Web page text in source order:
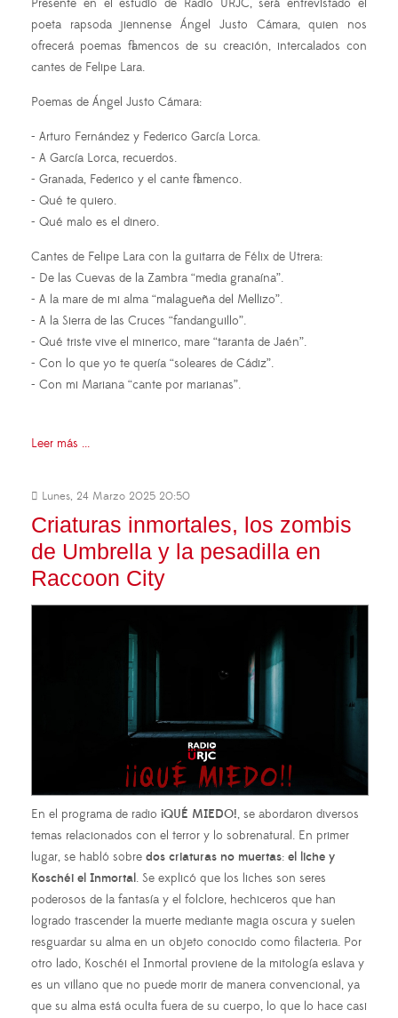
Presente en el estudio de Radio URJC, será entrevistado el
poeta rapsoda jiennense Ángel Justo Cámara, quien nos
ofrecerá poemas flamencos de su creación, intercalados con
cantes de Felipe Lara.
Poemas de Ángel Justo Cámara:
- Arturo Fernández y Federico García Lorca.
- A García Lorca, recuerdos.
- Granada, Federico y el cante flamenco.
- Qué te quiero.
- Qué malo es el dinero.
Cantes de Felipe Lara con la guitarra de Félix de Utrera:
- De las Cuevas de la Zambra “media granaína”.
- A la mare de mi alma “malagueña del Mellizo”.
- A la Sierra de las Cruces “fandanguillo”.
- Qué triste vive el minerico, mare “taranta de Jaén”.
- Con lo que yo te quería “soleares de Cádiz”.
- Con mi Mariana “cante por marianas”.
Leer más ...
Lunes, 24 Marzo 2025 20:50
Criaturas inmortales, los zombis
de Umbrella y la pesadilla en
Raccoon City
En el programa de radio ¡QUÉ MIEDO!, se abordaron diversos
temas relacionados con el terror y lo sobrenatural. En primer
lugar, se habló sobre dos criaturas no muertas: el liche y
Koschéi el Inmortal. Se explicó que los liches son seres
poderosos de la fantasía y el folclore, hechiceros que han
logrado trascender la muerte mediante magia oscura y suelen
resguardar su alma en un objeto conocido como filacteria. Por
otro lado, Koschéi el Inmortal proviene de la mitología eslava y
es un villano que no puede morir de manera convencional, ya
que su alma está oculta fuera de su cuerpo, lo que lo hace casi